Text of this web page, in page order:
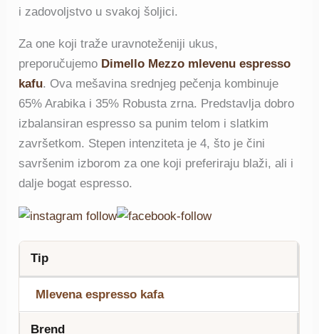
i zadovoljstvo u svakoj šoljici.
Za one koji traže uravnoteženiji ukus,
preporučujemo Dimello Mezzo mlevenu espresso
kafu. Ova mešavina srednjeg pečenja kombinuje
65% Arabika i 35% Robusta zrna. Predstavlja dobro
izbalansiran espresso sa punim telom i slatkim
završetkom. Stepen intenziteta je 4, što je čini
savršenim izborom za one koji preferiraju blaži, ali i
dalje bogat espresso.
Tip
Mlevena espresso kafa
Brend